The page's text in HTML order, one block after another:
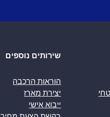
שירותים נוספים
הוראות הרכבה
יצירת מארז
ייבוא אישי